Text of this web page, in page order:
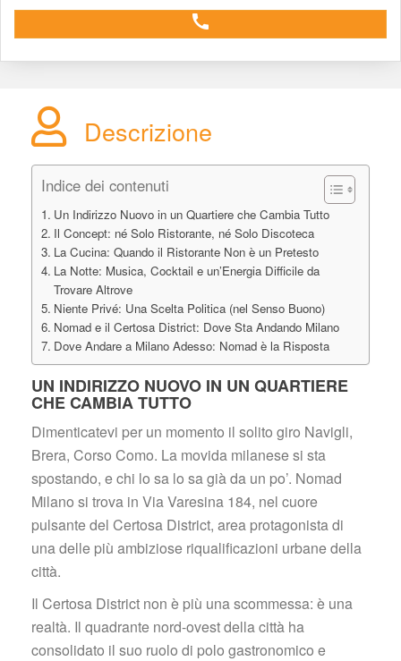
call
Descrizione
Indice dei contenuti
Un Indirizzo Nuovo in un Quartiere che Cambia Tutto
Il Concept: né Solo Ristorante, né Solo Discoteca
La Cucina: Quando il Ristorante Non è un Pretesto
La Notte: Musica, Cocktail e un’Energia Difficile da
Trovare Altrove
Niente Privé: Una Scelta Politica (nel Senso Buono)
Nomad e il Certosa District: Dove Sta Andando Milano
Dove Andare a Milano Adesso: Nomad è la Risposta
UN INDIRIZZO NUOVO IN UN QUARTIERE
CHE CAMBIA TUTTO
Dimenticatevi per un momento il solito giro Navigli,
Brera, Corso Como. La movida milanese si sta
postando, e chi lo sa lo sa già da un po’. Nomad
Milano si trova in Via Varesina 184, nel cuore
pulsante del Certosa District, area protagonista di
una delle più ambiziose riqualificazioni urbane della
città.
Il Certosa District non è più una scommessa: è una
realtà. Il quadrante nord-ovest della città ha
consolidato il suo ruolo di polo gastronomico e